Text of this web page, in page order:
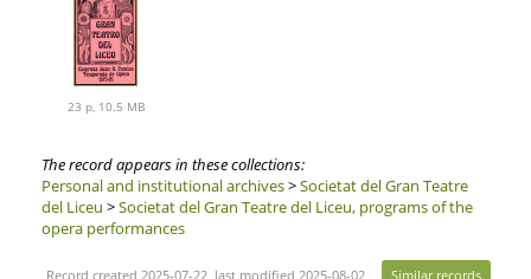
23 p, 10.5 MB
The record appears in these collections:
Personal and institutional archives>Societat del Gran Teatre
del Liceu >Societat del Gran Teatre del Liceu, programs of the
opera performances
Record created 2025-07-22, last modified 2025-08-02 Similar records